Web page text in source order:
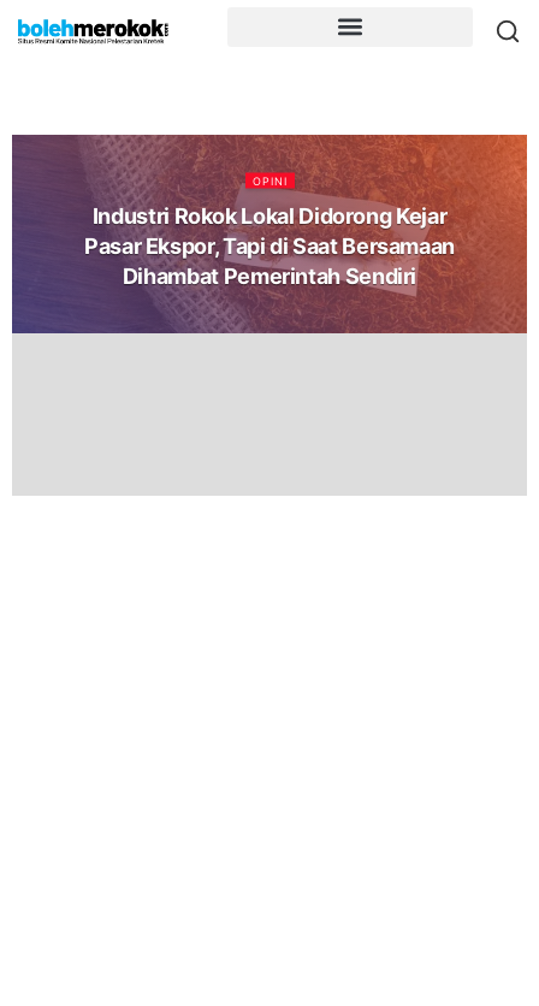
OPINI
Industri Rokok Lokal Didorong Kejar
Pasar Ekspor, Tapi di Saat Bersamaan
Dihambat Pemerintah Sendiri